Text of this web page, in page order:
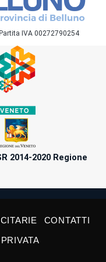
IVA 00272790254
2014-2020 Regione
CONTATTI